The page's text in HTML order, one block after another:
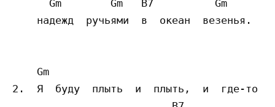
      Gm        Gm   B7          Gm
    надежд  ручьями  в  океан  везенья.
    Gm
2.  Я  буду  плыть  и  плыть,  и  где-то